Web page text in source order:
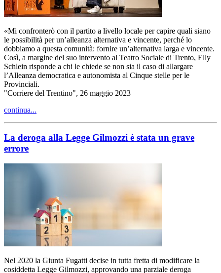
«Mi confronterò con il partito a livello locale per capire quali siano
le possibilità per un’alleanza alternativa e vincente, perché lo
dobbiamo a questa comunità: fornire un’alternativa larga e vincente.
Così, a margine del suo intervento al Teatro Sociale di Trento, Elly
Schlein risponde a chi le chiede se non sia il caso di allargare
l’Alleanza democratica e autonomista al Cinque stelle per le
Provinciali.
"Corriere del Trentino", 26 maggio 2023
continua...
La deroga alla Legge Gilmozzi è stata un grave
errore
Nel 2020 la Giunta Fugatti decise in tutta fretta di modificare la
cosiddetta Legge Gilmozzi, approvando una parziale deroga